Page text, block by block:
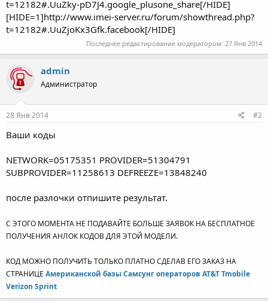
t=12182#.UuZky-pD7J4.google_plusone_share[/HIDE]
[HIDE=1]http://www.imei-server.ru/forum/showthread.php?
t=12182#.UuZjoKx3Gfk.facebook[/HIDE]
Последнее редактирование модератором: 27 Янв 2014
admin
Администратор
28 Янв 2014 #2
Ваши коды
NETWORK=05175351 PROVIDER=51304791
SUBPROVIDER=11258613 DEFREEZE=13848240
после разлочки отпишите результат.
С ЭТОГО МОМЕНТА НЕ ПОДАВАЙТЕ БОЛЬШЕ ЗАЯВОК НА БЕСПЛАТНОЕ
ПОЛУЧЕНИЯ АНЛОК КОДОВ ДЛЯ ЭТОЙ МОДЕЛИ.
КОД МОЖНО ПОЛУЧИТЬ ТОЛЬКО ПЛАТНО СДЕЛАВ ЕГО ЗАКАЗ НА
СТРАНИЦЕ Американской базы Самсунг операторов AT&T Tmobile
Verizon Sprint